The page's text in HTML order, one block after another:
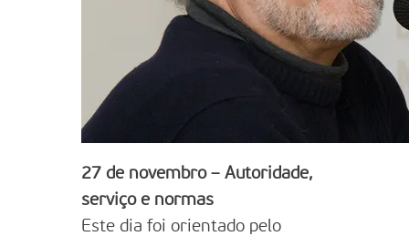
27 de novembro – Autoridade,
serviço e normas
Este dia foi orientado pelo